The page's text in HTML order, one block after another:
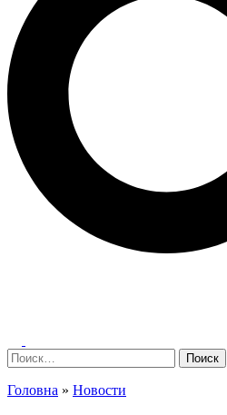
меню
Найти:
Головна » Новости